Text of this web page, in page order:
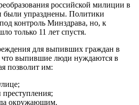
российской милиции в
были упразднены. Политики
контроль Минздрава, но, к
только 11 лет спустя.
для выпивших граждан в
что выпившие люди нуждаются в
позволит им:
преступления;
окружающим.